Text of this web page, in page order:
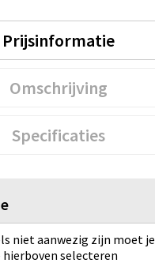
Prijsinformatie
Omschrijving
Specificaties
niet aanwezig zijn moet je
selecteren